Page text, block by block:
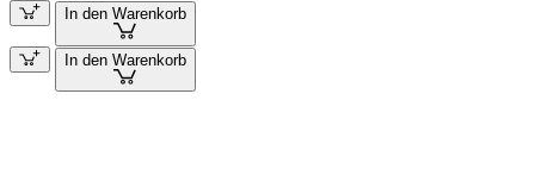
In den Warenkorb
In den Warenkorb